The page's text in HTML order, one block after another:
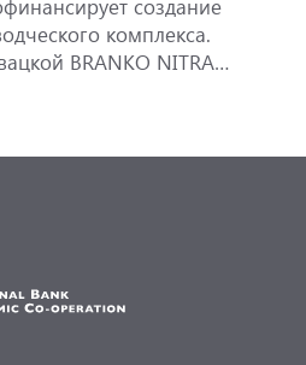
создание
комплекса.
BRANKO NITRA
стран.